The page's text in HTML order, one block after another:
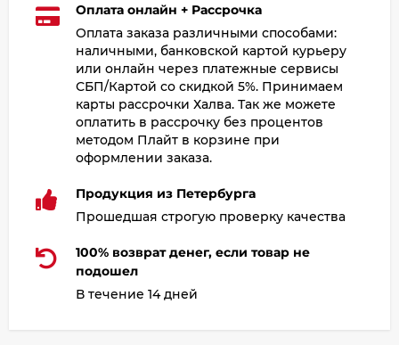
Оплата онлайн + Рассрочка
Оплата заказа различными способами:
наличными, банковской картой курьеру
или онлайн через платежные сервисы
СБП/Картой со скидкой 5%. Принимаем
карты рассрочки Халва. Так же можете
оплатить в рассрочку без процентов
методом Плайт в корзине при
оформлении заказа.
Продукция из Петербурга
Прошедшая строгую проверку качества
100% возврат денег, если товар не
подошел
В течение 14 дней